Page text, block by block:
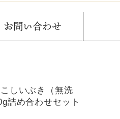
お問い合わせ
しいぶき（無洗
詰め合わせセット